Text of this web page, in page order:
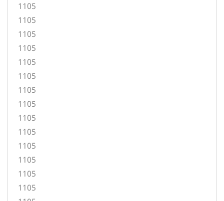
1105
1105
1105
1105
1105
1105
1105
1105
1105
1105
1105
1105
1105
1105